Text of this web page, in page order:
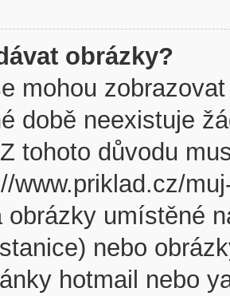
obrázky?
mohou
době neexistuje
tohoto důvodu
www.priklad.cz/
obrázky umístěné
nebo
hotmail nebo